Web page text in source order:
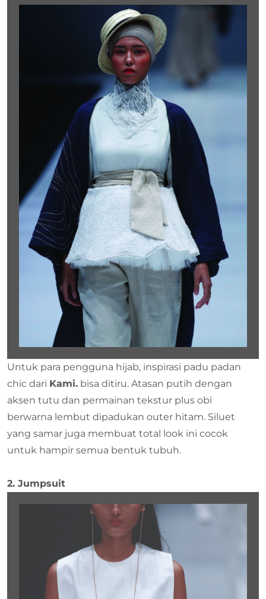
Untuk para pengguna hijab, inspirasi padu padan
chic dari Kami. bisa ditiru. Atasan putih dengan
aksen tutu dan permainan tekstur plus obi
berwarna lembut dipadukan outer hitam. Siluet
yang samar juga membuat total look ini cocok
untuk hampir semua bentuk tubuh.
2. Jumpsuit